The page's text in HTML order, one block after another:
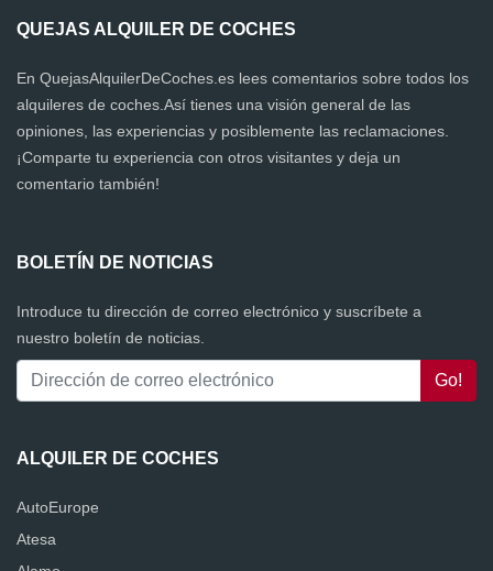
QUEJAS ALQUILER DE COCHES
En QuejasAlquilerDeCoches.es lees comentarios sobre todos los
alquileres de coches.Así tienes una visión general de las
opiniones, las experiencias y posiblemente las reclamaciones.
¡Comparte tu experiencia con otros visitantes y deja un
comentario también!
BOLETÍN DE NOTICIAS
Introduce tu dirección de correo electrónico y suscríbete a
nuestro boletín de noticias.
ALQUILER DE COCHES
AutoEurope
Atesa